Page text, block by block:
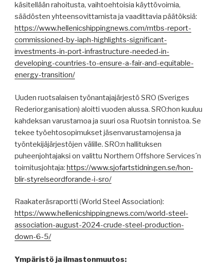
käsitellään rahoitusta, vaihtoehtoisia käyttövoimia,
säädösten yhteensovittamista ja vaadittavia päätöksiä:
https://www.hellenicshippingnews.com/mtbs-report-
commissioned-by-iaph-highlights-significant-
investments-in-port-infrastructure-needed-in-
developing-countries-to-ensure-a-fair-and-equitable-
energy-transition/
Uuden ruotsalaisen työnantajajärjestö SRO (Sveriges
Rederiorganisation) aloitti vuoden alussa. SRO:hon kuuluu
kahdeksan varustamoa ja suuri osa Ruotsin tonnistoa. Se
tekee työehtosopimukset jäsenvarustamojensa ja
työntekijäjärjestöjen välille. SRO:n hallituksen
puheenjohtajaksi on valittu Northern Offshore Services´n
toimitusjohtaja: https://www.sjofartstidningen.se/hon-
blir-styrelseordforande-i-sro/
Raakateräsraportti (World Steel Association):
https://www.hellenicshippingnews.com/world-steel-
association-august-2024-crude-steel-production-
down-6-5/
Ympäristö ja ilmastonmuutos: